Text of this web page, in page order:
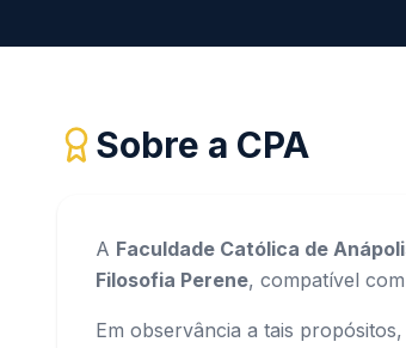
Sobre a CPA
A Faculdade Católica de
Filosofia Perene, compatível
Em observância a tais